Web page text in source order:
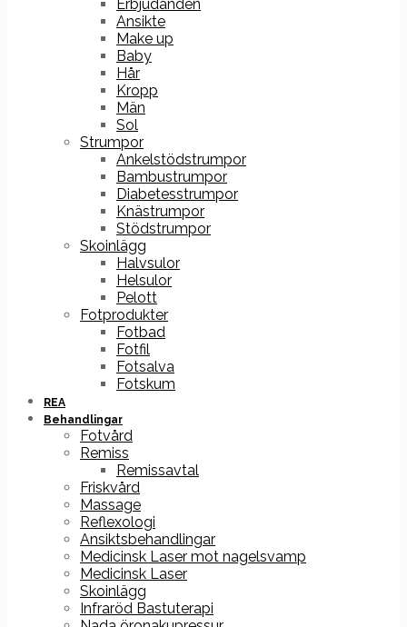
Erbjudanden
Ansikte
Make up
Baby
Hår
Kropp
Män
Sol
Strumpor
Ankelstödstrumpor
Bambustrumpor
Diabetesstrumpor
Knästrumpor
Stödstrumpor
Skoinlägg
Halvsulor
Helsulor
Pelott
Fotprodukter
Fotbad
Fotfil
Fotsalva
Fotskum
REA
Behandlingar
Fotvård
Remiss
Remissavtal
Friskvård
Massage
Reflexologi
Ansiktsbehandlingar
Medicinsk Laser mot nagelsvamp
Medicinsk Laser
Skoinlägg
Infraröd Bastuterapi